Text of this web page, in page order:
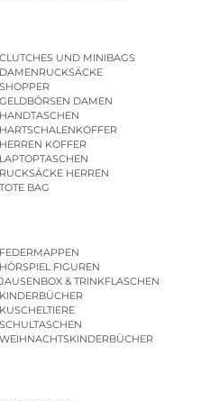
CLUTCHES UND MINIBAGS
DAMENRUCKSÄCKE
SHOPPER
GELDBÖRSEN DAMEN
HANDTASCHEN
HARTSCHALENKOFFER
HERREN KOFFER
LAPTOPTASCHEN
RUCKSÄCKE HERREN
TOTE BAG
FEDERMAPPEN
HÖRSPIEL FIGUREN
JAUSENBOX & TRINKFLASCHEN
KINDERBÜCHER
KUSCHELTIERE
SCHULTASCHEN
WEIHNACHTSKINDERBÜCHER